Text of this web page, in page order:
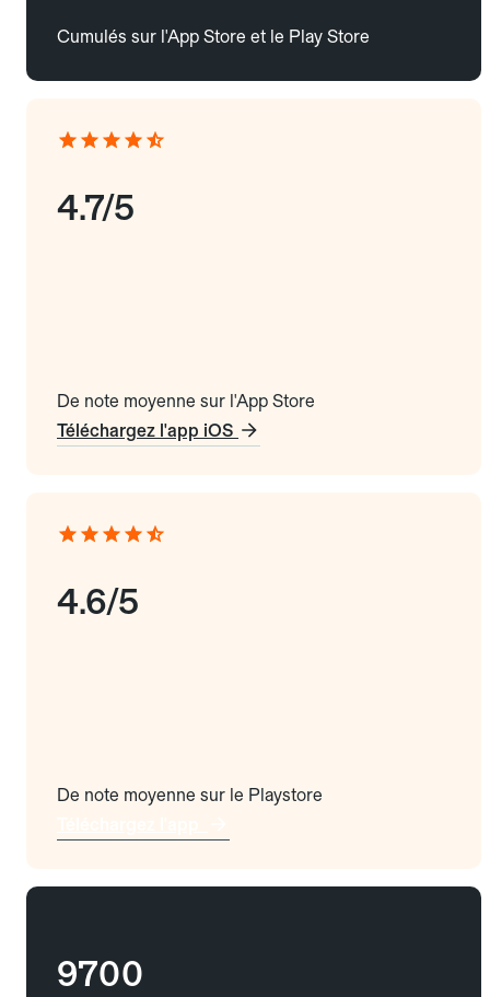
Cumulés sur l'App Store et le Play Store
4.7/5
De note moyenne sur l'App Store
Téléchargez l'app iOS
4.6/5
De note moyenne sur le Playstore
9700